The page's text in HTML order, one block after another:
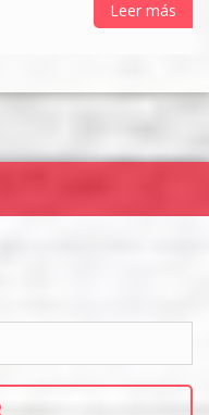
Leer más